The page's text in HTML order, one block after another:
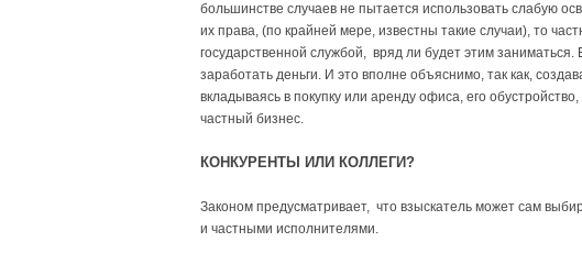
большинстве случаев не пытается использовать слабую
их права, (по крайней мере, известны такие случаи), то
государственной службой, вряд ли будет этим
заработать деньги. И это вполне объяснимо, так как,
вкладываясь в покупку или аренду офиса, его
частный бизнес.
КОНКУРЕНТЫ ИЛИ КОЛЛЕГИ?
Законом предусматривает, что взыскатель может сам
и частными исполнителями.